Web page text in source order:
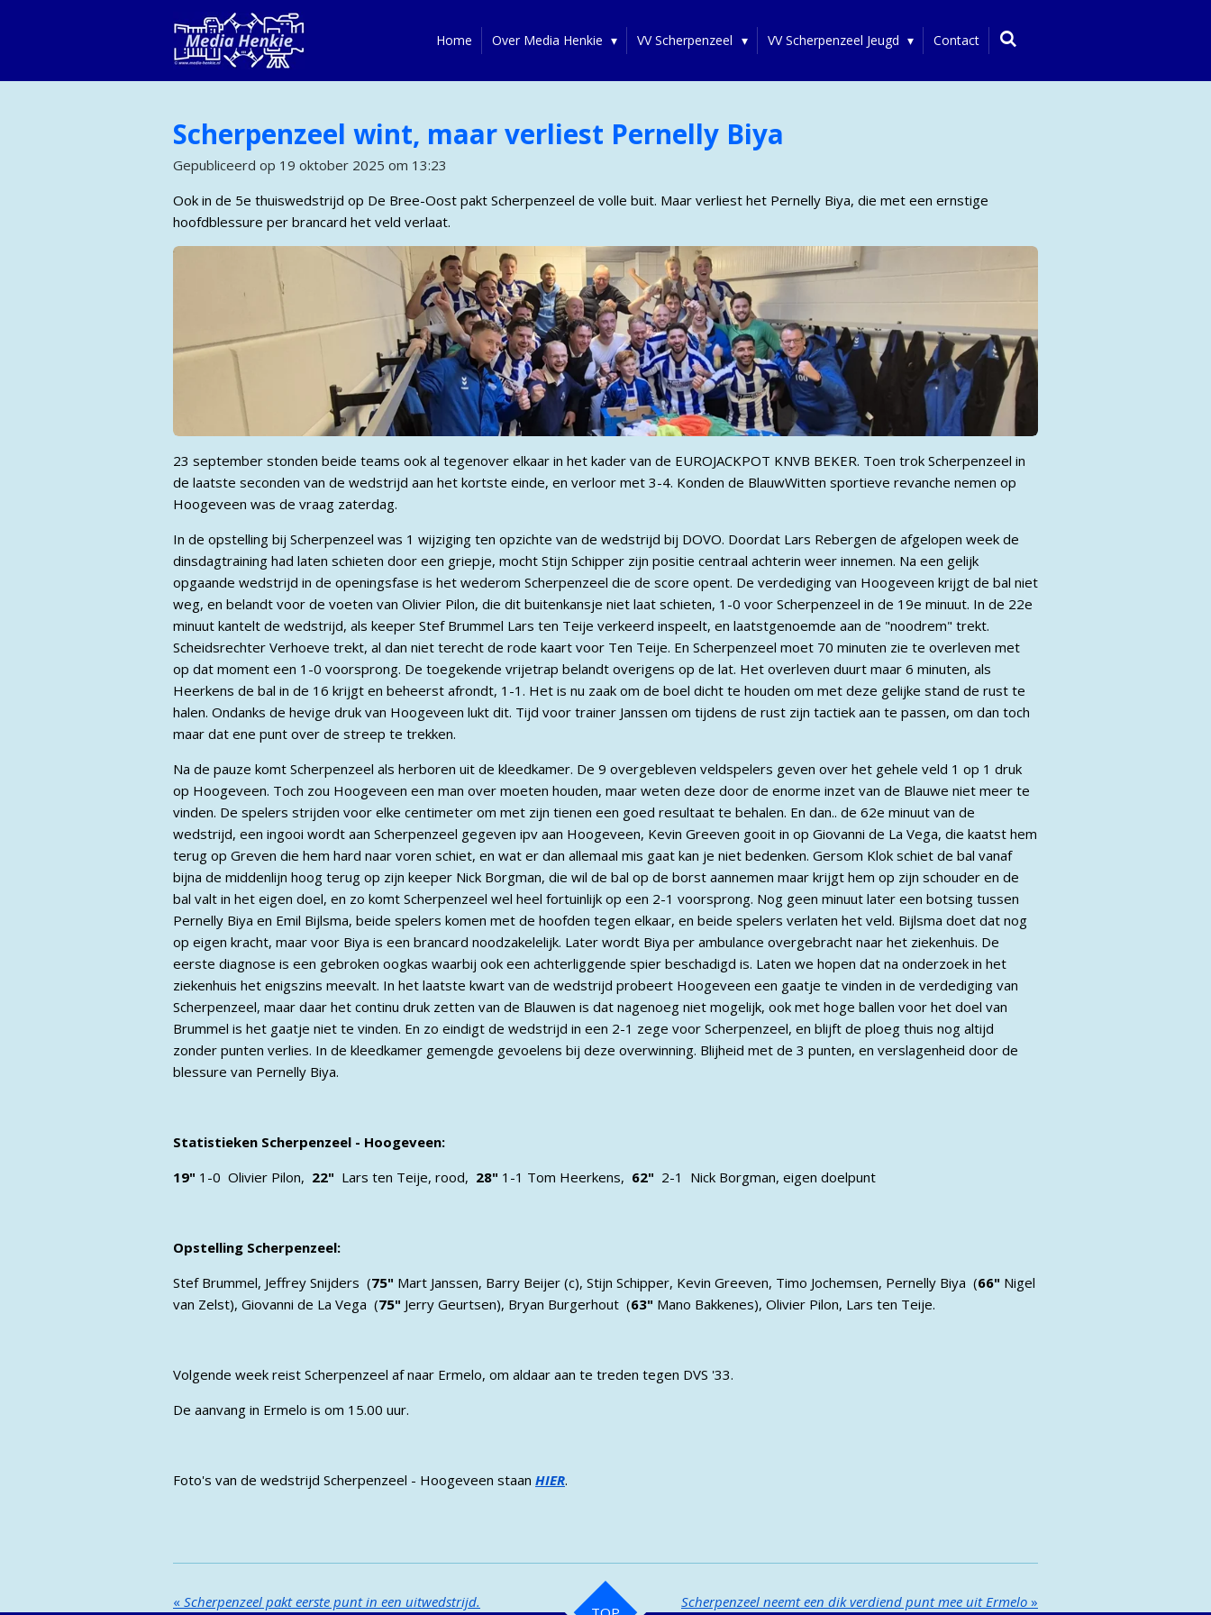
de
Home Over Media Henkie VV Scherpenzeel VV Scherpenzeel Jeugd Contact
Scherpenzeel wint, maar verliest Pernelly Biya
Gepubliceerd op 19 oktober 2025 om 13:23
Ook in de 5e thuiswedstrijd op De Bree-Oost pakt Scherpenzeel de volle buit. Maar verliest het Pernelly Biya, die met een ernstige
hoofdblessure per brancard het veld verlaat.
23 september stonden beide teams ook al tegenover elkaar in het kader van de EUROJACKPOT KNVB BEKER. Toen trok Scherpenzeel in
de laatste seconden van de wedstrijd aan het kortste einde, en verloor met 3-4. Konden de BlauwWitten sportieve revanche nemen op
Hoogeveen was de vraag zaterdag.
In de opstelling bij Scherpenzeel was 1 wijziging ten opzichte van de wedstrijd bij DOVO. Doordat Lars Rebergen de afgelopen week de
dinsdagtraining had laten schieten door een griepje, mocht Stijn Schipper zijn positie centraal achterin weer innemen. Na een gelijk
opgaande wedstrijd in de openingsfase is het wederom Scherpenzeel die de score opent. De verdediging van Hoogeveen krijgt de bal niet
weg, en belandt voor de voeten van Olivier Pilon, die dit buitenkansje niet laat schieten, 1-0 voor Scherpenzeel in de 19e minuut. In de 22e
minuut kantelt de wedstrijd, als keeper Stef Brummel Lars ten Teije verkeerd inspeelt, en laatstgenoemde aan de "noodrem" trekt.
Scheidsrechter Verhoeve trekt, al dan niet terecht de rode kaart voor Ten Teije. En Scherpenzeel moet 70 minuten zie te overleven met
op dat moment een 1-0 voorsprong. De toegekende vrijetrap belandt overigens op de lat. Het overleven duurt maar 6 minuten, als
Heerkens de bal in de 16 krijgt en beheerst afrondt, 1-1. Het is nu zaak om de boel dicht te houden om met deze gelijke stand de rust te
halen. Ondanks de hevige druk van Hoogeveen lukt dit. Tijd voor trainer Janssen om tijdens de rust zijn tactiek aan te passen, om dan toch
maar dat ene punt over de streep te trekken.
Na de pauze komt Scherpenzeel als herboren uit de kleedkamer. De 9 overgebleven veldspelers geven over het gehele veld 1 op 1 druk
op Hoogeveen. Toch zou Hoogeveen een man over moeten houden, maar weten deze door de enorme inzet van de Blauwe niet meer te
vinden. De spelers strijden voor elke centimeter om met zijn tienen een goed resultaat te behalen. En dan.. de 62e minuut van de
wedstrijd, een ingooi wordt aan Scherpenzeel gegeven ipv aan Hoogeveen, Kevin Greeven gooit in op Giovanni de La Vega, die kaatst hem
terug op Greven die hem hard naar voren schiet, en wat er dan allemaal mis gaat kan je niet bedenken. Gersom Klok schiet de bal vanaf
bijna de middenlijn hoog terug op zijn keeper Nick Borgman, die wil de bal op de borst aannemen maar krijgt hem op zijn schouder en de
bal valt in het eigen doel, en zo komt Scherpenzeel wel heel fortuinlijk op een 2-1 voorsprong. Nog geen minuut later een botsing tussen
Pernelly Biya en Emil Bijlsma, beide spelers komen met de hoofden tegen elkaar, en beide spelers verlaten het veld. Bijlsma doet dat nog
op eigen kracht, maar voor Biya is een brancard noodzakelelijk. Later wordt Biya per ambulance overgebracht naar het ziekenhuis. De
eerste diagnose is een gebroken oogkas waarbij ook een achterliggende spier beschadigd is. Laten we hopen dat na onderzoek in het
ziekenhuis het enigszins meevalt. In het laatste kwart van de wedstrijd probeert Hoogeveen een gaatje te vinden in de verdediging van
Scherpenzeel, maar daar het continu druk zetten van de Blauwen is dat nagenoeg niet mogelijk, ook met hoge ballen voor het doel van
Brummel is het gaatje niet te vinden. En zo eindigt de wedstrijd in een 2-1 zege voor Scherpenzeel, en blijft de ploeg thuis nog altijd
zonder punten verlies. In de kleedkamer gemengde gevoelens bij deze overwinning. Blijheid met de 3 punten, en verslagenheid door de
blessure van Pernelly Biya.
Statistieken Scherpenzeel - Hoogeveen:
19" 1-0 Olivier Pilon, 22" Lars ten Teije, rood, 28" 1-1 Tom Heerkens, 62" 2-1 Nick Borgman, eigen doelpunt
Opstelling Scherpenzeel:
Stef Brummel, Jeffrey Snijders (75" Mart Janssen, Barry Beijer (c), Stijn Schipper, Kevin Greeven, Timo Jochemsen, Pernelly Biya (66" Nigel
van Zelst), Giovanni de La Vega (75" Jerry Geurtsen), Bryan Burgerhout (63" Mano Bakkenes), Olivier Pilon, Lars ten Teije.
Volgende week reist Scherpenzeel af naar Ermelo, om aldaar aan te treden tegen DVS '33.
De aanvang in Ermelo is om 15.00 uur.
Foto's van de wedstrijd Scherpenzeel - Hoogeveen staan HIER.
« Scherpenzeel pakt eerste punt in een uitwedstrijd. Scherpenzeel neemt een dik verdiend punt mee uit Ermelo »